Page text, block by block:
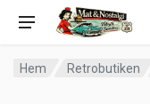
Hem Retrobutiken